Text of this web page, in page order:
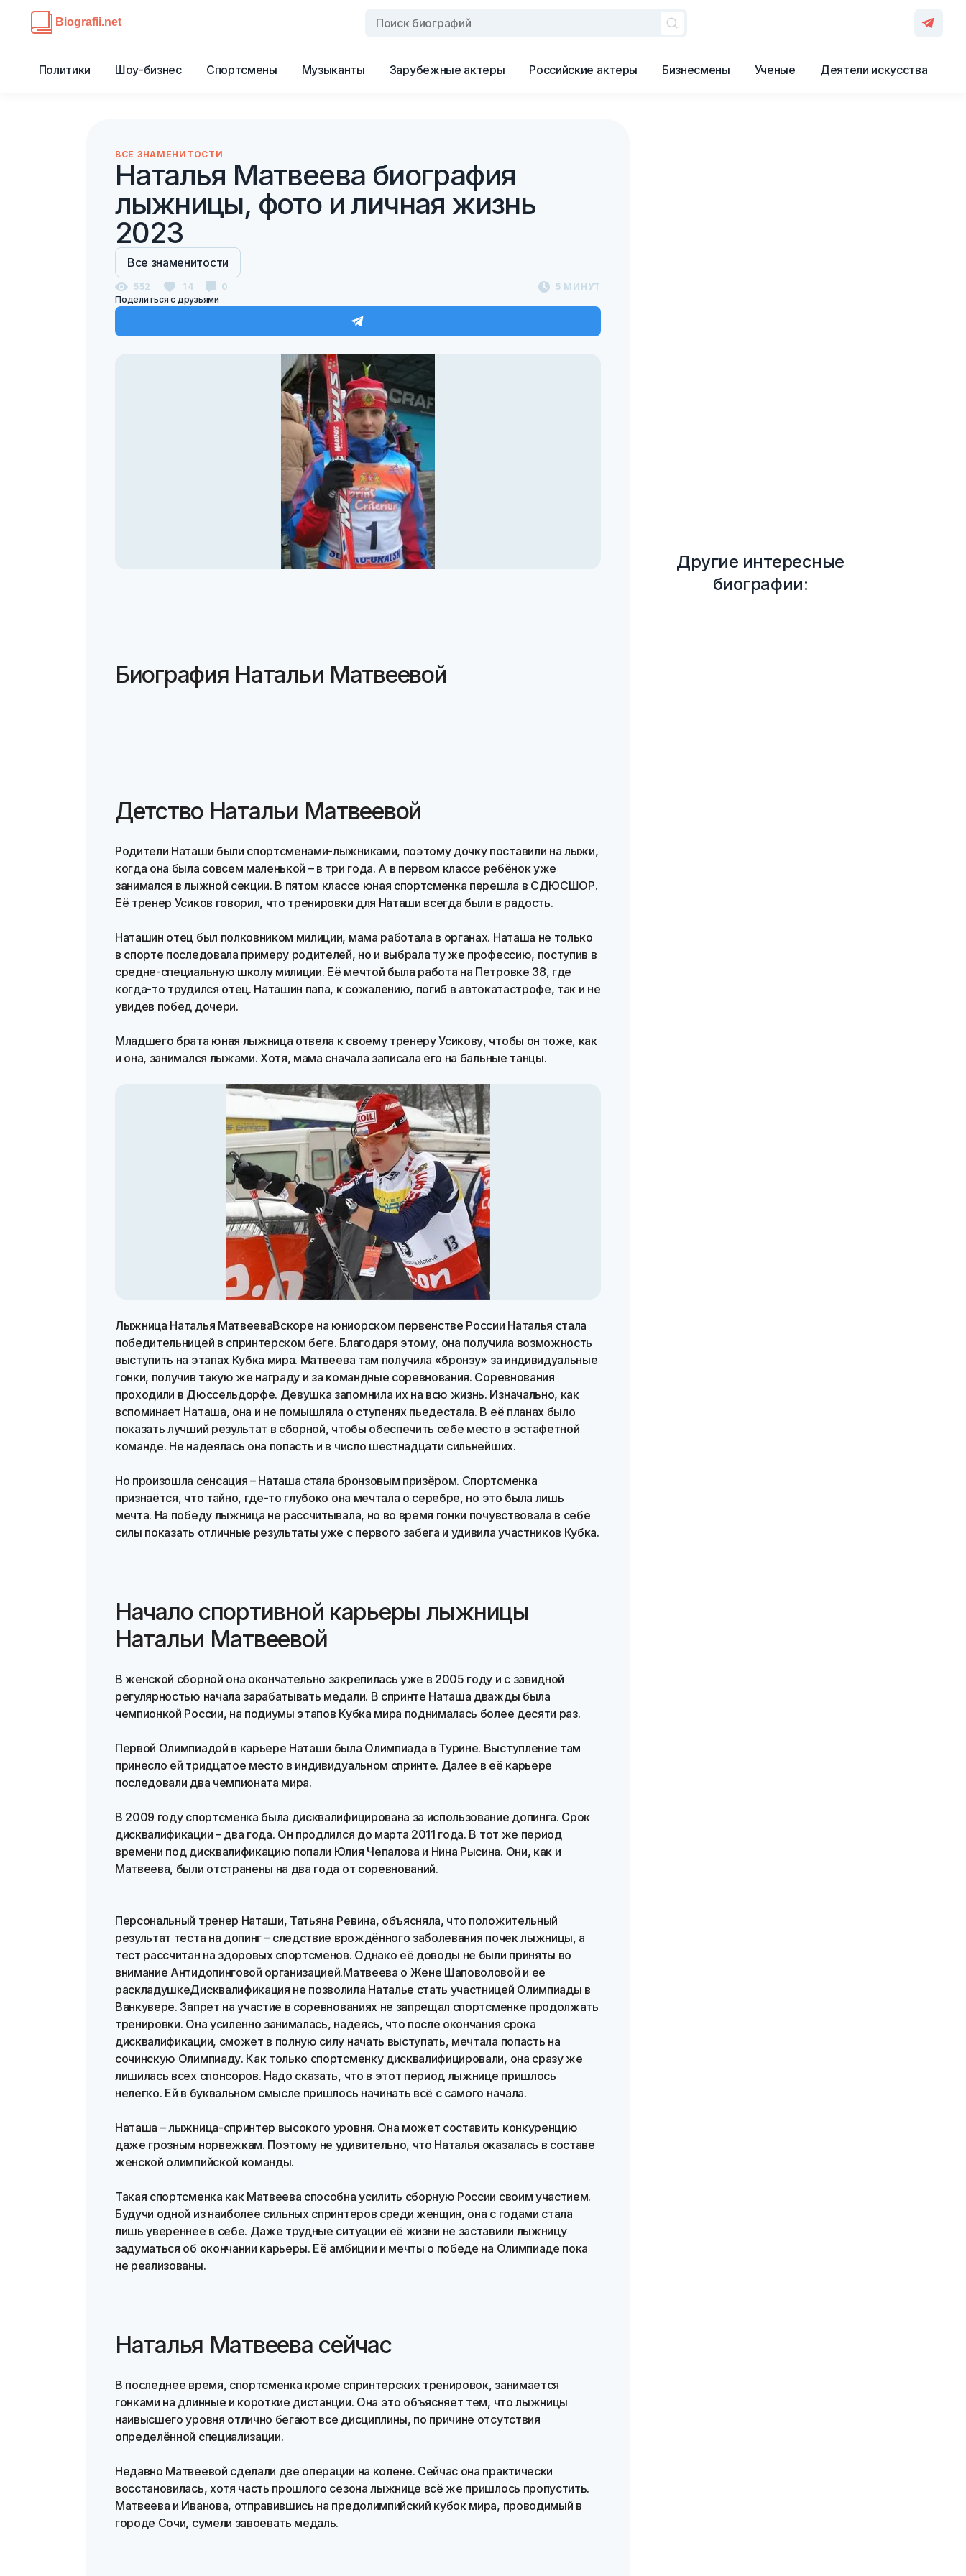
Политики Шоу-бизнес Спортсмены Музыканты Зарубежные актеры Российские актеры Бизнесмены Ученые Деятели искусства
ВСЕ ЗНАМЕНИТОСТИ
Наталья Матвеева биография
лыжницы, фото и личная жизнь
2023
Все знаменитости
552 14 0
5 МИНУТ
Поделиться с друзьями
Биография Натальи Матвеевой
Детство Натальи Матвеевой
Родители Наташи были спортсменами-лыжниками, поэтому дочку поставили на лыжи,
когда она была совсем маленькой – в три года. А в первом классе ребёнок уже
занимался в лыжной секции. В пятом классе юная спортсменка перешла в СДЮСШОР.
Её тренер Усиков говорил, что тренировки для Наташи всегда были в радость.
Наташин отец был полковником милиции, мама работала в органах. Наташа не только
в спорте последовала примеру родителей, но и выбрала ту же профессию, поступив в
средне-специальную школу милиции. Её мечтой была работа на Петровке 38, где
когда-то трудился отец. Наташин папа, к сожалению, погиб в автокатастрофе, так и не
увидев побед дочери.
Младшего брата юная лыжница отвела к своему тренеру Усикову, чтобы он тоже, как
и она, занимался лыжами. Хотя, мама сначала записала его на бальные танцы.
Лыжница Наталья МатвееваВскоре на юниорском первенстве России Наталья стала
победительницей в спринтерском беге. Благодаря этому, она получила возможность
выступить на этапах Кубка мира. Матвеева там получила «бронзу» за индивидуальные
гонки, получив такую же награду и за командные соревнования. Соревнования
проходили в Дюссельдорфе. Девушка запомнила их на всю жизнь. Изначально, как
вспоминает Наташа, она и не помышляла о ступенях пьедестала. В её планах было
показать лучший результат в сборной, чтобы обеспечить себе место в эстафетной
команде. Не надеялась она попасть и в число шестнадцати сильнейших.
Но произошла сенсация – Наташа стала бронзовым призёром. Спортсменка
признаётся, что тайно, где-то глубоко она мечтала о серебре, но это была лишь
мечта. На победу лыжница не рассчитывала, но во время гонки почувствовала в себе
силы показать отличные результаты уже с первого забега и удивила участников Кубка.
Начало спортивной карьеры лыжницы
Натальи Матвеевой
В женской сборной она окончательно закрепилась уже в 2005 году и с завидной
регулярностью начала зарабатывать медали. В спринте Наташа дважды была
чемпионкой России, на подиумы этапов Кубка мира поднималась более десяти раз.
Первой Олимпиадой в карьере Наташи была Олимпиада в Турине. Выступление там
принесло ей тридцатое место в индивидуальном спринте. Далее в её карьере
последовали два чемпионата мира.
В 2009 году спортсменка была дисквалифицирована за использование допинга. Срок
дисквалификации – два года. Он продлился до марта 2011 года. В тот же период
времени под дисквалификацию попали Юлия Чепалова и Нина Рысина. Они, как и
Матвеева, были отстранены на два года от соревнований.
Персональный тренер Наташи, Татьяна Ревина, объясняла, что положительный
результат теста на допинг – следствие врождённого заболевания почек лыжницы, а
тест рассчитан на здоровых спортсменов. Однако её доводы не были приняты во
внимание Антидопинговой организацией.Матвеева о Жене Шаповоловой и ее
раскладушкеДисквалификация не позволила Наталье стать участницей Олимпиады в
Ванкувере. Запрет на участие в соревнованиях не запрещал спортсменке продолжать
тренировки. Она усиленно занималась, надеясь, что после окончания срока
дисквалификации, сможет в полную силу начать выступать, мечтала попасть на
сочинскую Олимпиаду. Как только спортсменку дисквалифицировали, она сразу же
лишилась всех спонсоров. Надо сказать, что в этот период лыжнице пришлось
нелегко. Ей в буквальном смысле пришлось начинать всё с самого начала.
Наташа – лыжница-спринтер высокого уровня. Она может составить конкуренцию
даже грозным норвежкам. Поэтому не удивительно, что Наталья оказалась в составе
женской олимпийской команды.
Такая спортсменка как Матвеева способна усилить сборную России своим участием.
Будучи одной из наиболее сильных спринтеров среди женщин, она с годами стала
лишь увереннее в себе. Даже трудные ситуации её жизни не заставили лыжницу
задуматься об окончании карьеры. Её амбиции и мечты о победе на Олимпиаде пока
не реализованы.
Наталья Матвеева сейчас
В последнее время, спортсменка кроме спринтерских тренировок, занимается
гонками на длинные и короткие дистанции. Она это объясняет тем, что лыжницы
наивысшего уровня отлично бегают все дисциплины, по причине отсутствия
определённой специализации.
Недавно Матвеевой сделали две операции на колене. Сейчас она практически
восстановилась, хотя часть прошлого сезона лыжнице всё же пришлось пропустить.
Матвеева и Иванова, отправившись на предолимпийский кубок мира, проводимый в
городе Сочи, сумели завоевать медаль.
Другие интересные
биографии: